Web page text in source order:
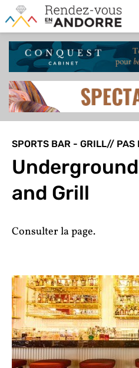
SPORTS BAR - GRILL// PAS
and Grill
Consulter la page.